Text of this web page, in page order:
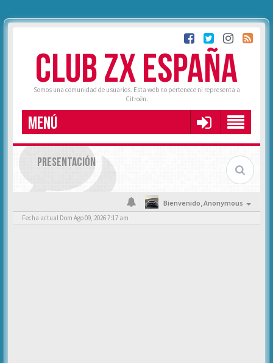
CLUB ZX ESPAÑA
Somos una comunidad de usuarios. Esta web no pertenece ni representa a
Citroën.
MENÚ
PRESENTACIÓN
Bienvenido,Anonymous
Fecha actual Dom Ago 09, 2026 7:17 am